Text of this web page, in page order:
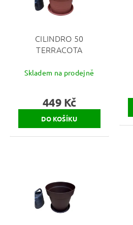
CILINDRO 50
TERRACOTA
Skladem na prodejně
449 Kč